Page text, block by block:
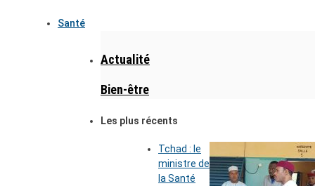
Santé
Actualité
Bien-être
Les plus récents
Tchad : le
ministre de
la Santé